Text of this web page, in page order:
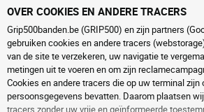
OVER COOKIES EN ANDERE TRACERS
Grip500banden.be (GRIP500) en zijn partners
gebruiken cookies en andere tracers
van de site te verzekeren, uw navigatie te
metingen uit te voeren en om zijn
Cookies en andere tracers die op uw terminal zijn
persoonsgegevens bevatten. Daarom plaatsen
tracers zonder uw vrije en geïnformeerde